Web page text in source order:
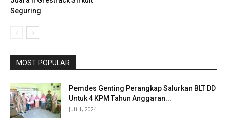
Seguring
MOST POPULAR
Pemdes Genting Perangkap Salurkan BLT DD
Untuk 4 KPM Tahun Anggaran...
Juli 1, 2024